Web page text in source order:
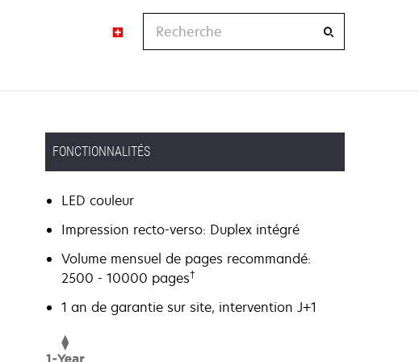
Recherche
FONCTIONNALITÉS
LED couleur
Impression recto-verso: Duplex intégré
Volume mensuel de pages recommandé:
2500 - 10000 pages†
1 an de garantie sur site, intervention J+1